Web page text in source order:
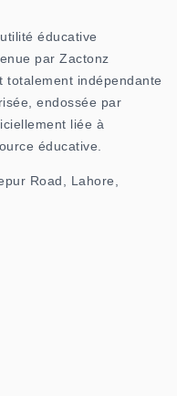
éducative
par Zactonz
totalement indépendante
endossée par
liée à
éducative.
Road, Lahore,